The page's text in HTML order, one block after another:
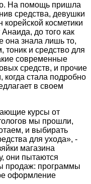
На помощь пришла
средства, девушки
косметики
до того как
она знала лишь то,
тоник и средство для
современные
средств, и прочие
когда стала подробно
в своем
курсы от
мы прошли,
и выбирать
для ухода», -
магазина
они пытаются
продаж: программы
оформление